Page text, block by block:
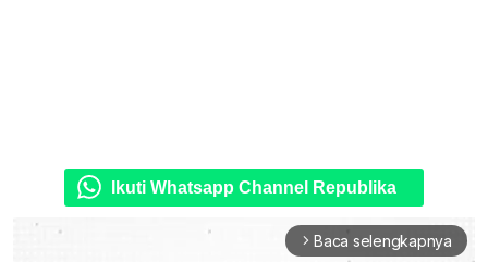
Ikuti Whatsapp Channel Republika
arrow_forward_ios Baca selengkapnya